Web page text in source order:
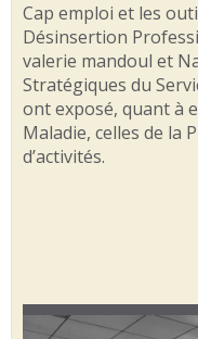
Cap emploi et les
Désinsertion
valerie mandoul et
Stratégiques du
ont exposé, quant à
Maladie, celles de la
d’activités.